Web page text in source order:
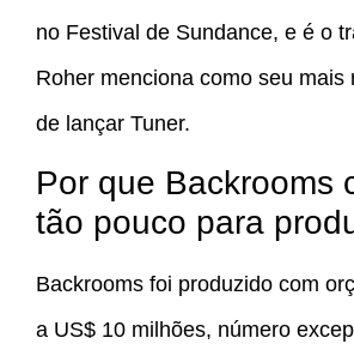
no Festival de Sundance, e é o
Roher menciona como seu mais
de lançar Tuner.
Por que Backrooms
tão pouco para
Backrooms foi produzido com
a US$ 10 milhões, número